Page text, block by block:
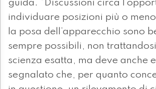
guida. “Discussioni circa
individuare posizioni più o
la posa dell’apparecchio sono
sempre possibili, non
scienza esatta, ma deve anche
segnalato che, per quanto